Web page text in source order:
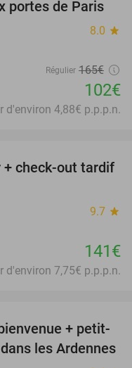
portes de Paris
8.0 star
Régulier 165€
102€
d'environ 4,88€ p.p.p.n.
check-out tardif
9.7 star
141€
d'environ 7,75€ p.p.p.n.
+ petit-
les Ardennes